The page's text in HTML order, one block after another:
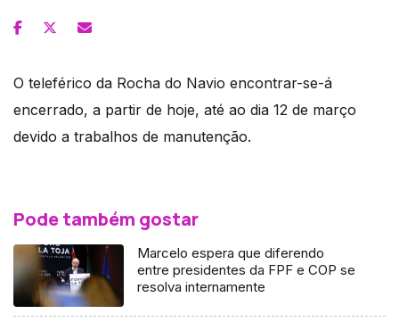
O teleférico da Rocha do Navio encontrar-se-á
encerrado, a partir de hoje, até ao dia 12 de março
devido a trabalhos de manutenção.
Pode também gostar
Marcelo espera que diferendo
entre presidentes da FPF e COP se
resolva internamente